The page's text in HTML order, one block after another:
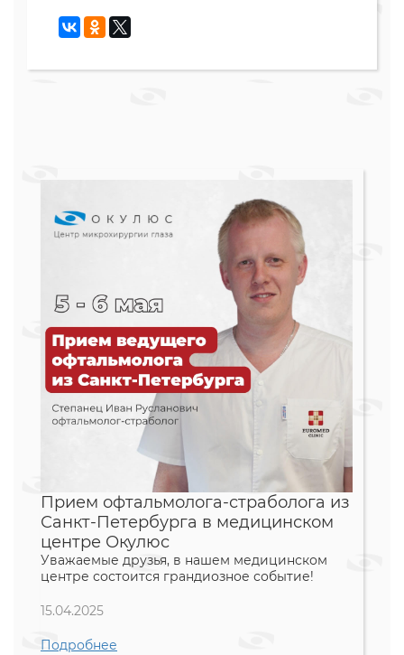
Прием офтальмолога-страболога из
Санкт-Петербурга в медицинском
центре Окулюс
Уважаемые друзья, в нашем медицинском
центре состоится грандиозное событие!
15.04.2025
Подробнее